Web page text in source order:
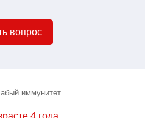
вопрос
иммунитет
4 года